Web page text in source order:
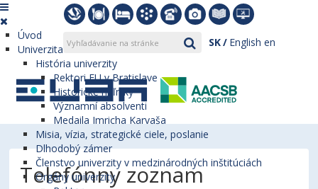
SK English en
Úvod
Univerzita
História univerzity
Rektori EU v Bratislave
Historické míľniky
Významní absolventi
Medaila Imricha Karvaša
Misia, vízia, strategické ciele, poslanie
Dlhodobý zámer
Členstvo univerzity v medzinárodných inštitúciách
Orgány univerzity
Telefónny zoznam